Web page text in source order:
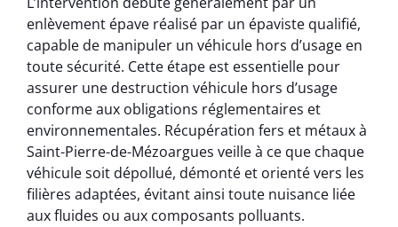
enlèvement épave réalisé par un épaviste qualifié,
capable de manipuler un véhicule hors d’usage en
toute sécurité. Cette étape est essentielle pour
assurer une destruction véhicule hors d’usage
conforme aux obligations réglementaires et
environnementales. Récupération fers et métaux à
Saint-Pierre-de-Mézoargues veille à ce que chaque
véhicule soit dépollué, démonté et orienté vers les
filières adaptées, évitant ainsi toute nuisance liée
aux fluides ou aux composants polluants.